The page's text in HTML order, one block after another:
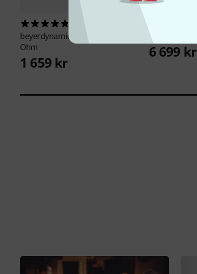
beyerdynamic
Ohm
1 659 kr
ADAM Audio
6 699 kr